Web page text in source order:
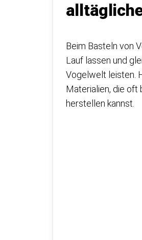
Beim Basteln von
Lauf lassen und
Vogelwelt leisten.
Materialien, die oft
herstellen kannst.